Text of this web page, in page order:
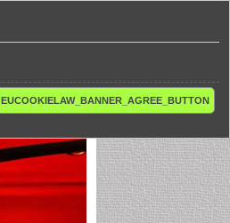
EUCOOKIELAW_BANNER_AGREE_BUTTON